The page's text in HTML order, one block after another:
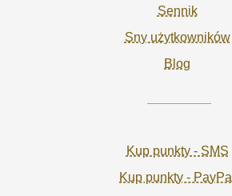
Sennik
Sny użytkowników
Blog
Kup punkty - SMS
Kup punkty - PayPal